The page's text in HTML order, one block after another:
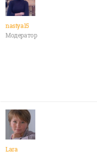
nastya15
Модератор
Lara